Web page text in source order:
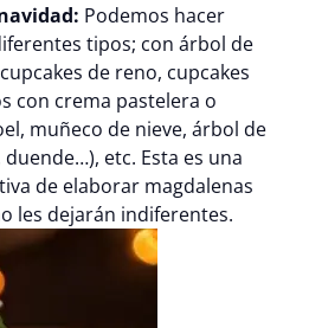
Podemos hacer
tipos; con árbol de
de reno, cupcakes
con crema pastelera o
muñeco de nieve, árbol de
etc. Esta es una
de elaborar magdalenas
les dejarán indiferentes.